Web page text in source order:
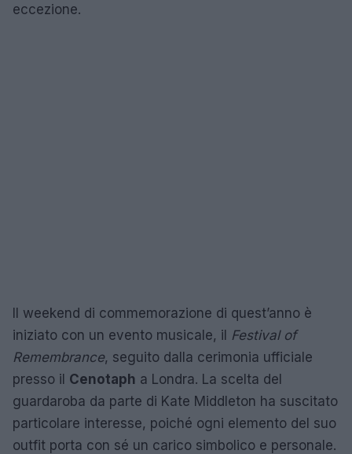
eccezione.
Il weekend di commemorazione di quest’anno è
iniziato con un evento musicale, il Festival of
Remembrance, seguito dalla cerimonia ufficiale
presso il Cenotaph a Londra. La scelta del
guardaroba da parte di Kate Middleton ha suscitato
particolare interesse, poiché ogni elemento del suo
outfit porta con sé un carico simbolico e personale.